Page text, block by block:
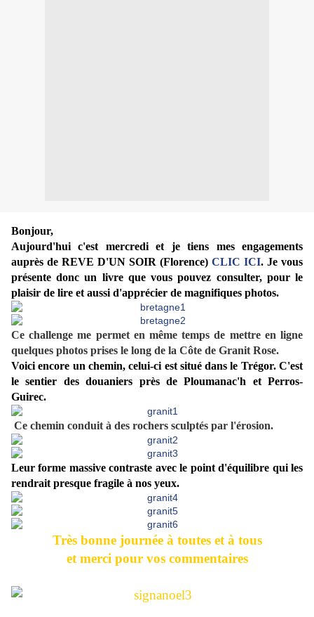
Bonjour,
Aujourd'hui c'est mercredi et je tiens mes engagements
auprès de REVE D'UN SOIR (Florence) CLIC ICI. Je vous
présente donc un livre que vous pouvez consulter, pour le
plaisir de lire et aussi d'apprécier de magnifiques photos.
Ce challenge me permet en même temps de mettre en ligne
quelques photos prises le long de la Côte de Granit Rose.
Voici encore un chemin, celui-ci est situé dans le Trégor. C'est
le sentier des douaniers près de Ploumanac'h et Perros-
Guirec.
Ce chemin conduit à des rochers sculptés par l'érosion.
Leur forme massive contraste avec le point d'équilibre qui les
rendrait presque fragile à nos yeux.
Très bonne journée à toutes et à tous
et merci pour vos commentaires